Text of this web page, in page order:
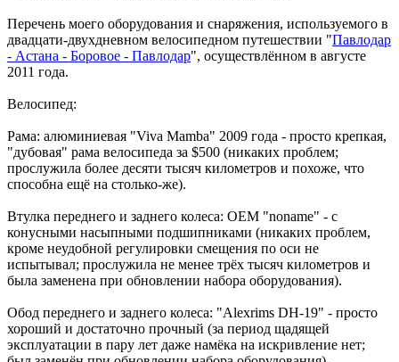
Перечень моего оборудования и снаряжения, используемого в
двадцати-двухдневном велосипедном путешествии "Павлодар
- Астана - Боровое - Павлодар", осуществлённом в августе
2011 года.
Велосипед:
Рама: алюминиевая "Viva Mamba" 2009 года - просто крепкая,
"дубовая" рама велосипеда за $500 (никаких проблем;
прослужила более десяти тысяч километров и похоже, что
способна ещё на столько-же).
Втулка переднего и заднего колеса: OEM "noname" - с
конусными насыпными подшипниками (никаких проблем,
кроме неудобной регулировки смещения по оси не
испытывал; прослужила не менее трёх тысяч километров и
была заменена при обновлении набора оборудования).
Обод переднего и заднего колеса: "Alexrims DH-19" - просто
хороший и достаточно прочный (за период щадящей
эксплуатации в пару лет даже намёка на искривление нет;